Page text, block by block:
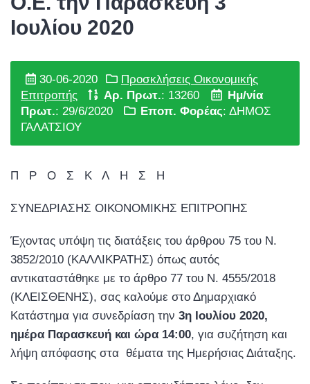
Ιουλίου 2020
30-06-2020
Προσκλήσεις Οικονομικής
Επιτροπής
Αρ. Πρωτ.: 13260
Ημ/νία
Πρωτ.: 29/6/2020 Εποπ. Φορέας: ΔΗΜΟΣ
ΓΑΛΑΤΣΙΟΥ
Π Ρ Ο Σ Κ Λ Η Σ Η
ΣΥΝΕΔΡΙΑΣΗΣ ΟΙΚΟΝΟΜΙΚΗΣ ΕΠΙΤΡΟΠΗΣ
Έχοντας υπόψη τις διατάξεις του άρθρου 75 του Ν.
3852/2010 (ΚΑΛΛΙΚΡΑΤΗΣ) όπως αυτός
αντικαταστάθηκε με το άρθρο 77 του Ν. 4555/2018
(ΚΛΕΙΣΘΕΝΗΣ), σας καλούμε στο Δημαρχιακό
Κατάστημα για συνεδρίαση την 3η Ιουλίου 2020,
ημέρα Παρασκευή και ώρα 14:00, για συζήτηση και
λήψη απόφασης στα θέματα της Ημερήσιας Διάταξης.